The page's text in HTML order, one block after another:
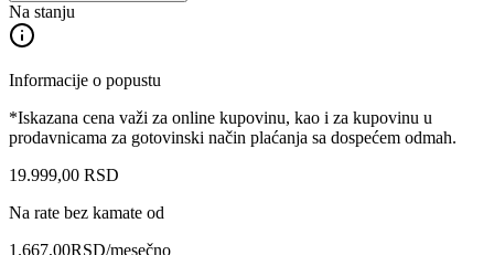
Na stanju
Informacije o popustu
*Iskazana cena važi za online kupovinu, kao i za kupovinu u
prodavnicama za gotovinski način plaćanja sa dospećem odmah.
19.999,00 RSD
Na rate bez kamate od
1.667,00RSD/mesečno